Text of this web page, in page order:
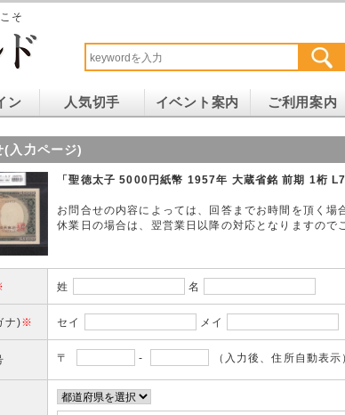
そ
ン 人気切手 イベント案内 ご利用案内
(入力ページ)
「聖徳太子 5000円紙幣 1957年 大蔵省銘 前期 1桁
お問合せの内容によっては、回答までお時間を頂く場
休業日の場合は、翌営業日以降の対応となりますので
姓 名
ナ)※ セイ メイ
〒 - （入力後、住所自動表示